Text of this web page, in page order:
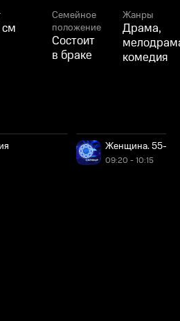
Семейное
положение
Состоит
в браке
Жанры
Драма,
комедия
Женщина. 55-я
09:20 - 10:15